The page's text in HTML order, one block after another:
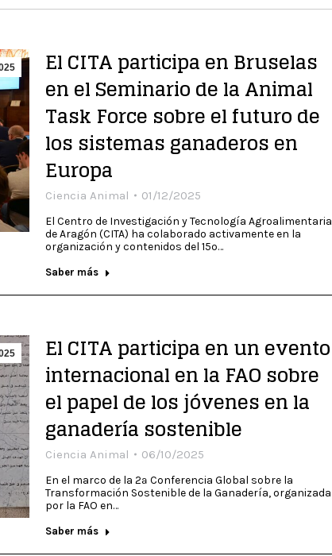
El CITA participa en Bruselas
en el Seminario de la Animal
Task Force sobre el futuro de
los sistemas ganaderos en
Europa
Ciencia Animal 01/12/2025
El Centro de Investigación y Tecnología Agroalimentaria
de Aragón (CITA) ha colaborado activamente en la
organización y contenidos del 15º…
Saber más
El CITA participa en un evento
internacional en la FAO sobre
el papel de los jóvenes en la
ganadería sostenible
Ciencia Animal 06/10/2025
En el marco de la 2ª Conferencia Global sobre la
Transformación Sostenible de la Ganadería, organizada
por la FAO en…
Saber más